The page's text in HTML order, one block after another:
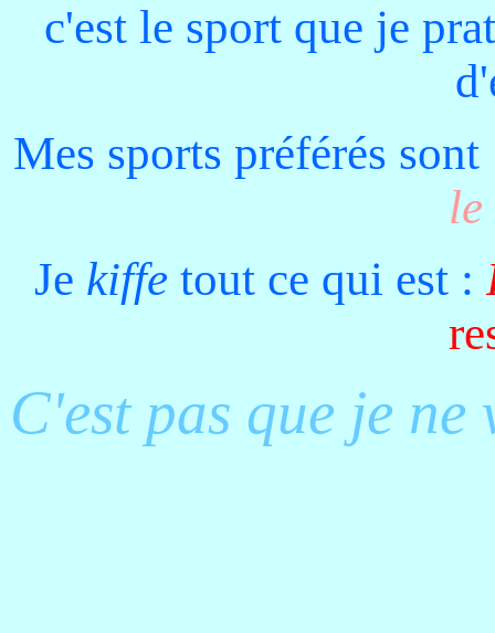
c'est le sport que je
Mes sports préférés sont
le
Je kiffe tout ce qui est :
C'est pas que je ne